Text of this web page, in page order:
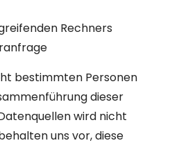
Rechners
bestimmten Personen
dieser
wird nicht
uns vor, diese